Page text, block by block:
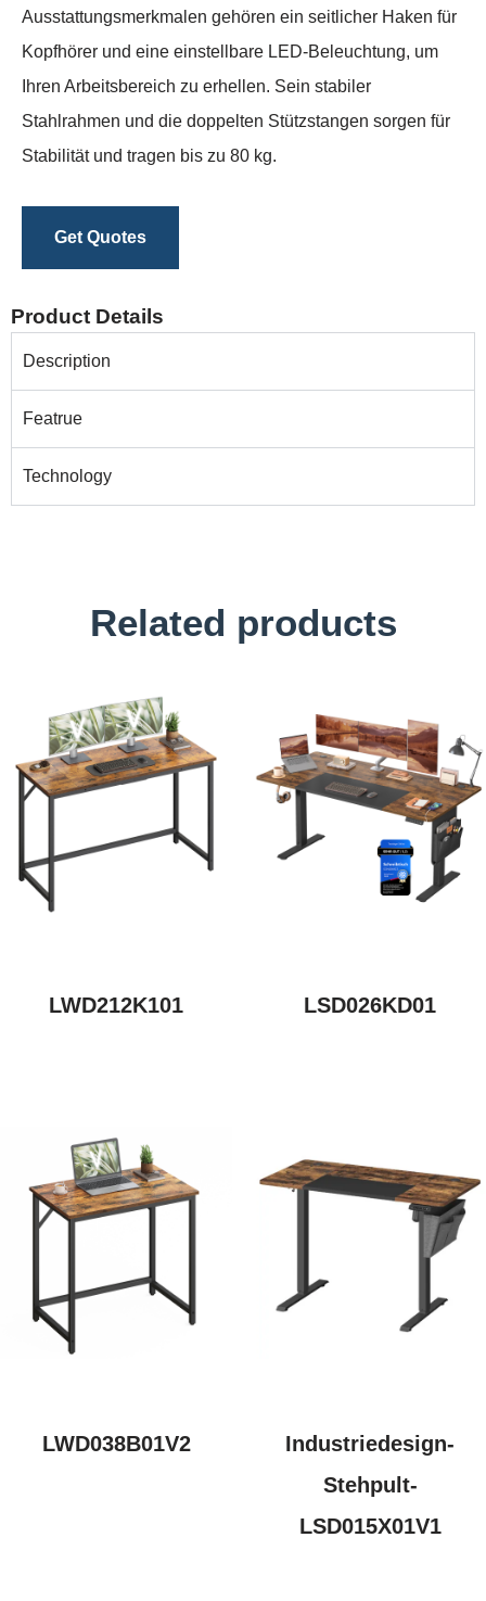
Ausstattungsmerkmalen gehören ein seitlicher Haken für
Kopfhörer und eine einstellbare LED-Beleuchtung, um
Ihren Arbeitsbereich zu erhellen. Sein stabiler
Stahlrahmen und die doppelten Stützstangen sorgen für
Stabilität und tragen bis zu 80 kg.
Get Quotes
Product Details
Description
Featrue
Technology
Related products
LWD212K101 LSD026KD01
LWD038B01V2
Industriedesign-
Stehpult-
LSD015X01V1